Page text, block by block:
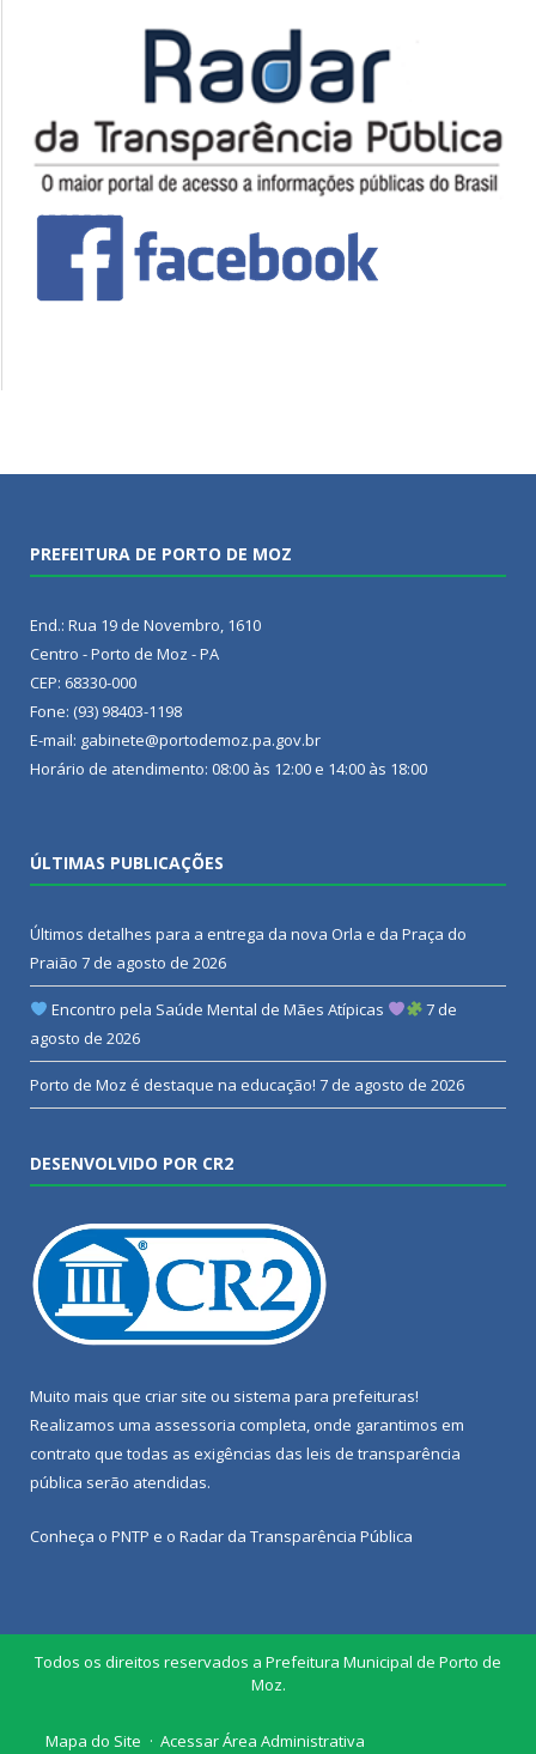
PREFEITURA DE PORTO DE MOZ
End.: Rua 19 de Novembro, 1610
Centro - Porto de Moz - PA
CEP: 68330-000
Fone: (93) 98403-1198
E-mail: gabinete@portodemoz.pa.gov.br
Horário de atendimento: 08:00 às 12:00 e 14:00 às 18:00
ÚLTIMAS PUBLICAÇÕES
Últimos detalhes para a entrega da nova Orla e da Praça do
Praião 7 de agosto de 2026
Encontro pela Saúde Mental de Mães Atípicas
7 de
agosto de 2026
Porto de Moz é destaque na educação! 7 de agosto de 2026
DESENVOLVIDO POR CR2
Muito mais que criar site ou sistema para prefeituras!
Realizamos uma assessoria completa, onde garantimos em
contrato que todas as exigências das leis de transparência
pública serão atendidas.
Conheça o PNTP e o Radar da Transparência Pública
Todos os direitos reservados a Prefeitura Municipal de Porto de
Moz.
Mapa do Site
Acessar Área Administrativa